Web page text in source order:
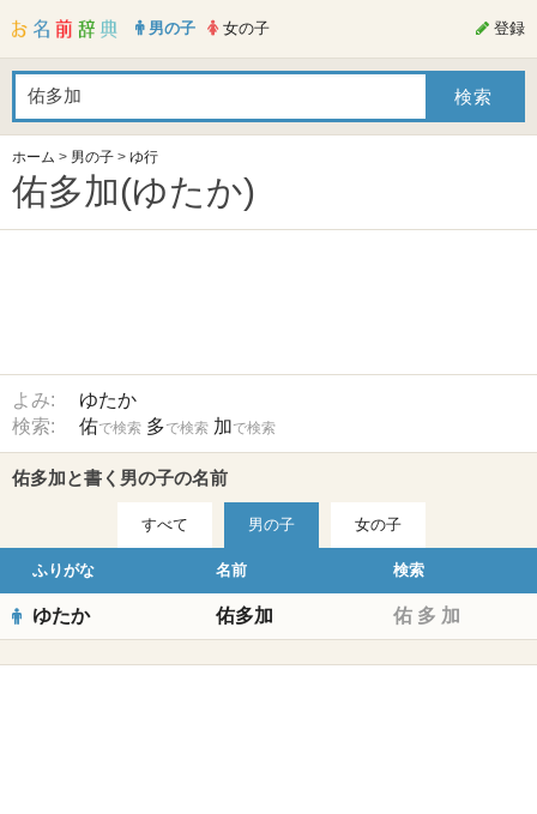
男の子 女の子 登録
ホーム > 男の子 > ゆ行
佑多加(ゆたか)
よみ:
ゆたか
検索:
佑で検索 多で検索 加で検索
佑多加と書く男の子の名前
すべて 男の子 女の子
ふりがな 名前 検索
ゆたか 佑多加 佑 多 加